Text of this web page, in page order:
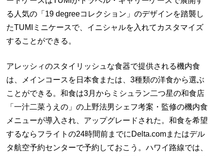
る人気の「19 degreeコレクション」のデザインを踏襲し
たTUMIミニケースで、イニシャルを入れてカスタマイズ
することができる。
アレッシィのスタイリッシュな食器で提供される機内食
は、メインコースを日本食または、3種類の洋食から選ぶ
ことができる。和食は3月からミシュラン二つ星の和食店
「一汁二菜うえの」の上野法男シェフ考案・監修の機内食
メニューが導入され、アップグレードされた。和食を希望
するならフライトの24時間前までにDelta.comまたはデル
タ航空予約センターで予約しておこう。ハワイ路線では、